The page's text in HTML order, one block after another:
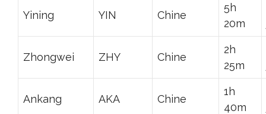
Yining YIN Chine
5h
20m
Zhongwei ZHY Chine
2h
25m
Ankang AKA Chine
1h
40m